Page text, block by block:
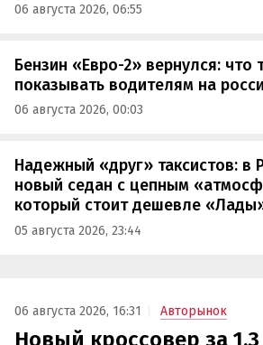
06 августа 2026, 06:55
Бензин «Евро-2» вернулся: что
показывать водителям на
06 августа 2026, 00:03
Надежный «друг» таксистов: в
новый седан с цепным
который стоит дешевле
05 августа 2026, 23:44
06 августа 2026, 16:31 Авторынок
Новый кроссовер за